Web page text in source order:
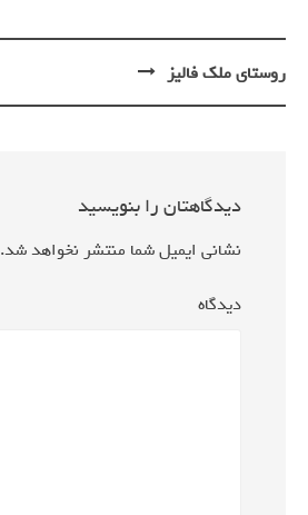
پیمایش
روستای ملک فالیز
دیدگاهتان را بنویسید
نشانی ایمیل شما منتشر نخواهد شد.
دیدگاه